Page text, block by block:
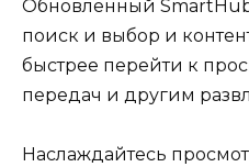
Обновленный
поиск и выбор и
быстрее перейти к
передач и другим
Наслаждайтесь